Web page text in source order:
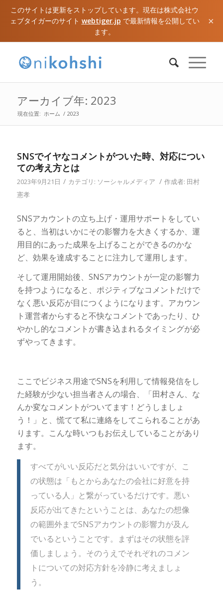
このサイトは更新をストップしています。現在は株式会社ウ
ェブタイガーのサイト webtiger.jp で最新情報を公開してい
ます。
×
アーカイブ年: 2023
現在位置: ホーム / 2023
SNSでイヤなコメントがついた時、対応につい
ての考え方とは
2023年9月21日 / カテゴリ: ソーシャルメディア / 作成者: 田村
憲孝
SNSアカウントの立ち上げ・運用サポートをしてい
ると、当初はいかにその影響力を大きくするか、運
用目的にあった成果を上げることができるのかな
ど、効果を達成することに注力して運用します。
そして運用開始後、SNSアカウントが一定の影響力
を持つようになると、ポジティブなコメントだけで
なく悪い反応が目につくようになります。アカウン
ト運営者からすると不快なコメントであったり、ひ
やかし的なコメントが書き込まれるタイミングが必
ずやってきます。
ここでビジネス用途でSNSを利用して情報発信をし
た経験が少ない担当者さんの場合、「田村さん、な
んか変なコメントがついてます！どうしましょ
う！」と、慌てて私に連絡をしてこられることがあ
ります。こんな時いつもお伝えしていることがあり
ます。
すべてがいい反応だと気分はいいですが、こ
の状態は「もとからあなたの会社に好意を持
っている人」と繋がっているだけです。悪い
反応が出てきたということは、あなたの想像
の範囲外までSNSアカウントの影響力が及ん
でいるということです。まずはその状態を評
価しましょう。そのうえでそれぞれのコメン
トについての対応方針を冷静に考えましょ
う。